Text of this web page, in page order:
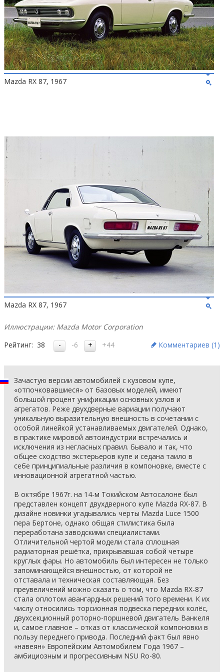
Mazda RX 87, 1967
Mazda RX 87, 1967
Иллюстрации: Mazda Motor Corporation
Рейтинг: 38 -6 +44 Комментариев (1 )
Зачастую версии автомобилей с кузовом купе,
«отпочковавшиеся» от базовых моделей, имеют
большой процент унификации основных узлов и
агрегатов. Реже двухдверные вариации получают
уникальную выразительную внешность в сочетании с
особой линейкой устанавливаемых двигателей. Однако,
в практике мировой автоиндустрии встречались и
исключения из негласных правил. Бывало и так, что
общее сходство экстерьеров купе и седана таило в
себе принципиальные различия в компоновке, вместе с
инновационной агрегатной частью.
В октябре 1967г. на 14-м Токийском Автосалоне был
представлен концепт двухдверного купе Mazda RX-87. В
дизайне новинки угадывались черты Mazda Luce 1500
пера Бертоне, однако общая стилистика была
переработана заводскими специалистами.
Отличительной чертой модели стала сплошная
радиаторная решётка, прикрывавшая собой четыре
круглых фары. Но автомобиль был интересен не только
запоминающейся внешностью, от которой не
отставала и техническая составляющая. Без
преувеличений можно сказать о том, что Mazda RX-87
стала оплотом авангардных решений того времени. К их
числу относились торсионная подвеска передних колёс,
двухсекционный роторно-поршневой двигатель Ванкеля
и, самое главное – отказ от классической компоновки в
пользу переднего привода. Последний факт был явно
«навеян» Европейским Автомобилем Года 1967 –
амбициозным и прогрессивным NSU Ro-80.